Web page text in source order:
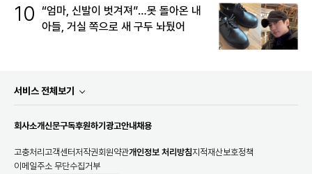
10 “엄마, 신발이 벗겨져”…못 돌아온 내
아들, 거실 쪽으로 새 구두 놔뒀어
서비스 전체보기
회사소개신문구독후원하기 광고안내채용
고충처리 고객센터저작권회원약관개인정보 처리방침지적재산보호정책
이메일주소 무단수집거부